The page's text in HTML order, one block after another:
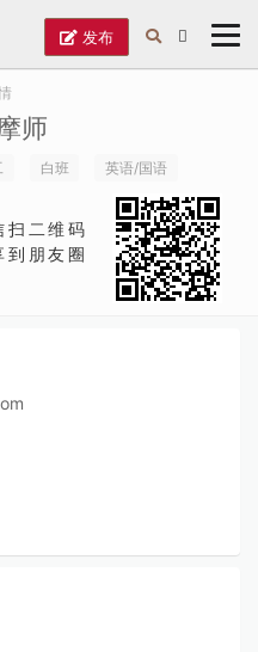
发布
师
白班
英语/国语
扫二维码
到朋友圈